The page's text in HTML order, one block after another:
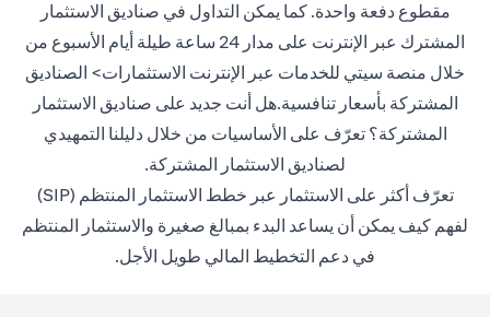
مقطوع دفعة واحدة. كما يمكن التداول في صناديق الاستثمار
المشترك عبر الإنترنت على مدار 24 ساعة طيلة أيام الأسبوع من
خلال منصة سيتي للخدمات عبر الإنترنت الاستثمارات> الصناديق
المشتركة بأسعار تنافسية.هل أنت جديد على صناديق الاستثمار
المشتركة؟ تعرّف على الأساسيات من خلال دليلنا التمهيدي
لصناديق الاستثمار المشتركة(opens in a new tab).
تعرّف أكثر على الاستثمار عبر خطط الاستثمار المنتظم (SIP)
(opens in a new tab)
لفهم كيف يمكن أن يساعد البدء بمبالغ صغيرة والاستثمار المنتظم
في دعم التخطيط المالي طويل الأجل.